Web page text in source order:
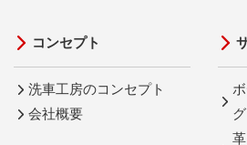
コンセプト
洗車工房のコンセプト
会社概要
グ